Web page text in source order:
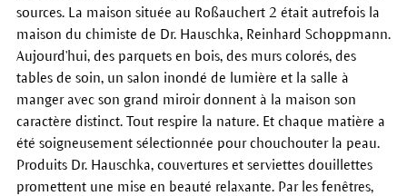
sources. La maison située au Roßauchert 2 était autrefois la
maison du chimiste de Dr. Hauschka, Reinhard Schoppmann.
Aujourd'hui, des parquets en bois, des murs colorés, des
tables de soin, un salon inondé de lumière et la salle à
manger avec son grand miroir donnent à la maison son
caractère distinct. Tout respire la nature. Et chaque matière a
été soigneusement sélectionnée pour chouchouter la peau.
Produits Dr. Hauschka, couvertures et serviettes douillettes
promettent une mise en beauté relaxante. Par les fenêtres,